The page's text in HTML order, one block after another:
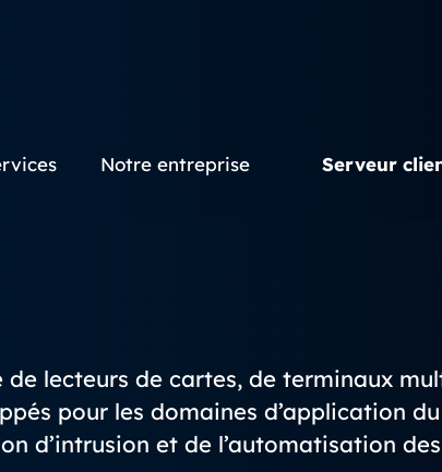
Notre entreprise Serveur
lecteurs de cartes, de terminaux
pour les domaines d’application
d’intrusion et de l’automatisation